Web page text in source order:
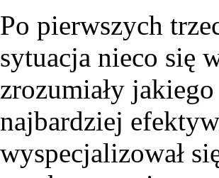
Po pierwszych
sytuacja nieco się
zrozumiały
najbardziej
wyspecjalizował